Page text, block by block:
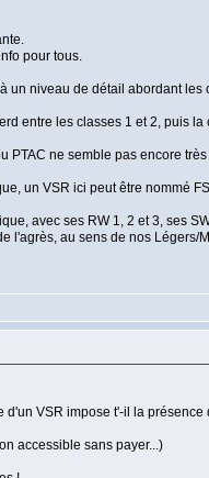
pour tous.
un niveau de détail abordant les
entre les classes 1 et 2, puis
PTAC ne semble pas encore
un VSR ici peut être nommé
avec ses RW 1, 2 et 3, ses
l'agrès, au sens de nos Légers/
d'un VSR impose t'-il la présence
accessible sans payer...)